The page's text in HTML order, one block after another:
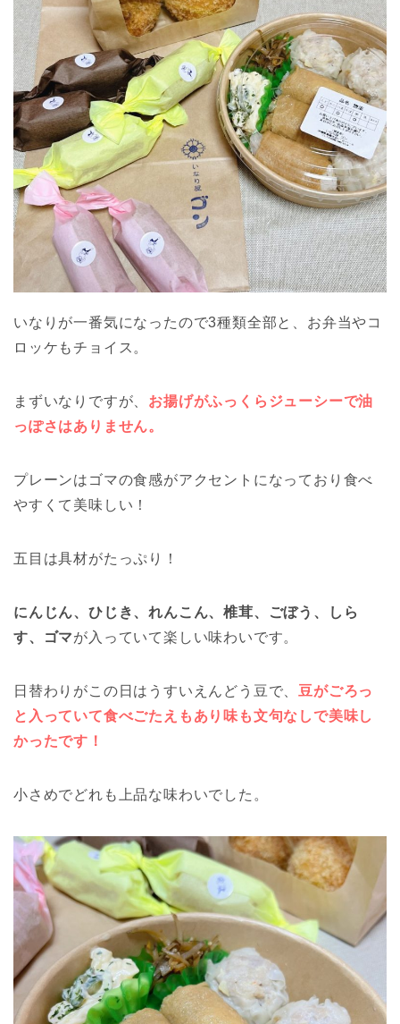
いなりが一番気になったので3種類全部と、お弁当やコ
ロッケもチョイス。
まずいなりですが、 お揚げがふっくらジューシーで油
っぽさはありません。
プレーンはゴマの食感がアクセントになっており食べ
やすくて美味しい！
五目は具材がたっぷり！
にんじん、ひじき、れんこん、椎茸、ごぼう、しら
す、ゴマが入っていて楽しい味わいです。
日替わりがこの日はうすいえんどう豆で、 豆がごろっ
と入っていて食べごたえもあり味も文句なしで美味し
かったです！
小さめでどれも上品な味わいでした。